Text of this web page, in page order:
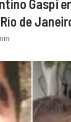
Gaspi
de